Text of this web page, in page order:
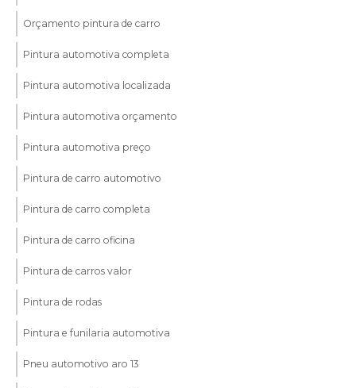
Orçamento pintura de carro
Pintura automotiva completa
Pintura automotiva localizada
Pintura automotiva orçamento
Pintura automotiva preço
Pintura de carro automotivo
Pintura de carro completa
Pintura de carro oficina
Pintura de carros valor
Pintura de rodas
Pintura e funilaria automotiva
Pneu automotivo aro 13